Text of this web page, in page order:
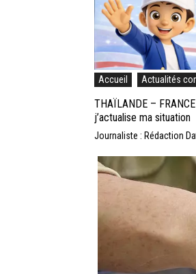
Accueil Actualités
THAÏLANDE –
j’actualise ma situation
Journaliste : Rédaction